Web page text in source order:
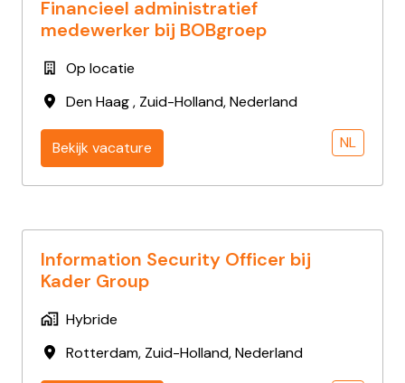
Financieel administratief
medewerker bij BOBgroep
Op locatie
Den Haag, Zuid-Holland,Nederland
Bekijk vacature NL
Information Security Officer bij
Kader Group
Hybride
Rotterdam, Zuid-Holland,Nederland